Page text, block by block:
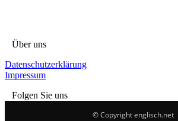
Über uns
Datenschutzerklärung
Impressum
Folgen Sie uns
© Copyright englisch.net